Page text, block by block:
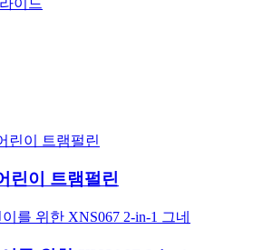
린이 트램펄린